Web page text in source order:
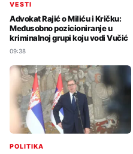
VESTI
Advokat Rajić o Miliću i Kričku:
Međusobno pozicioniranje u
kriminalnoj grupi koju vodi Vučić
09:38
POLITIKA